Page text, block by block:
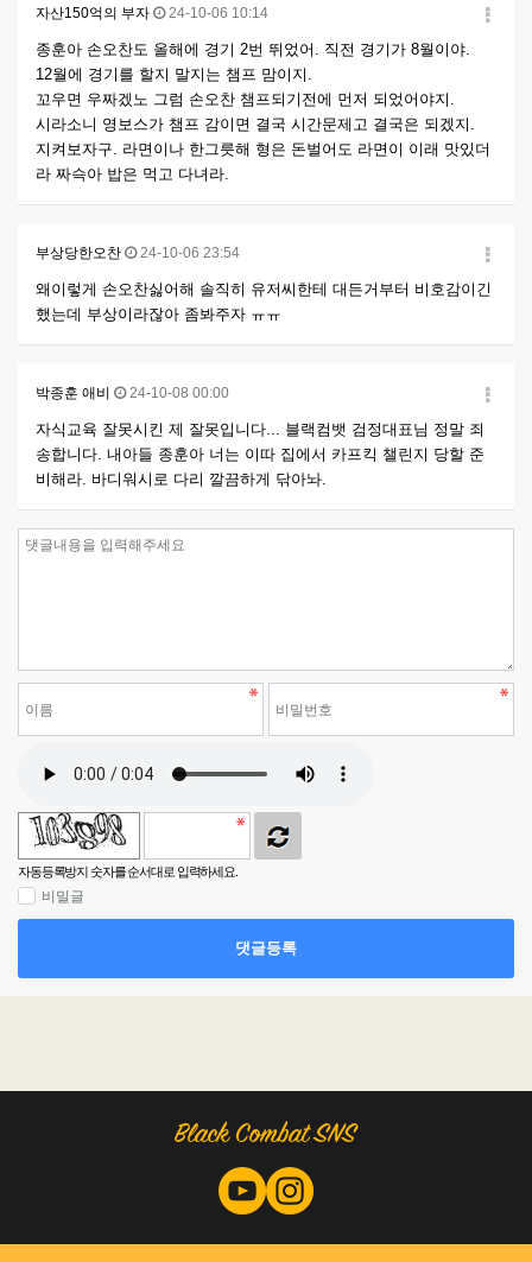
자산150억의 부자 24-10-06 10:14
종훈아 손오찬도 올해에 경기 2번 뛰었어. 직전 경기가 8월이야.
12월에 경기를 할지 말지는 챔프 맘이지.
꼬우면 우짜겠노 그럼 손오찬 챔프되기전에 먼저 되었어야지.
시라소니 영보스가 챔프 감이면 결국 시간문제고 결국은 되겠지.
지켜보자구. 라면이나 한그릇해 형은 돈벌어도 라면이 이래 맛있더
라 짜슥아 밥은 먹고 다녀라.
부상당한오찬 24-10-06 23:54
왜이렇게 손오찬싫어해 솔직히 유저씨한테 대든거부터 비호감이긴
했는데 부상이라잖아 좀봐주자 ㅠㅠ
박종훈 애비 24-10-08 00:00
자식교육 잘못시킨 제 잘못입니다... 블랙컴뱃 검정대표님 정말 죄
송합니다. 내아들 종훈아 너는 이따 집에서 카프킥 챌린지 당할 준
비해라. 바디워시로 다리 깔끔하게 닦아놔.
자동등록방지 숫자를 순서대로 입력하세요.
비밀글
댓글등록